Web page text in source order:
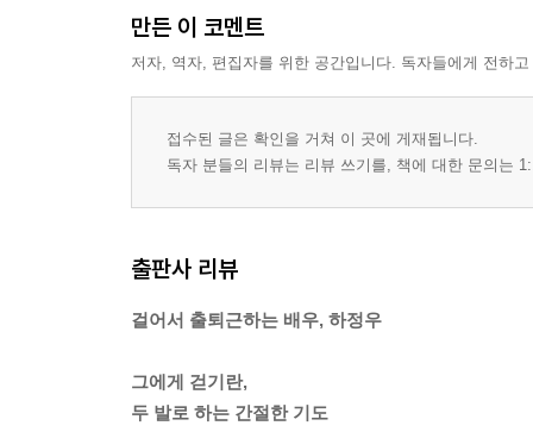
만든 이 코멘트
저자, 역자, 편집자를 위한 공간입니다. 독자들에게 전하
접수된 글은 확인을 거쳐 이 곳에 게재됩니다.
독자 분들의 리뷰는 리뷰 쓰기를, 책에 대한 문의는
출판사 리뷰
걸어서 출퇴근하는 배우, 하정우
그에게 걷기란,
두 발로 하는 간절한 기도